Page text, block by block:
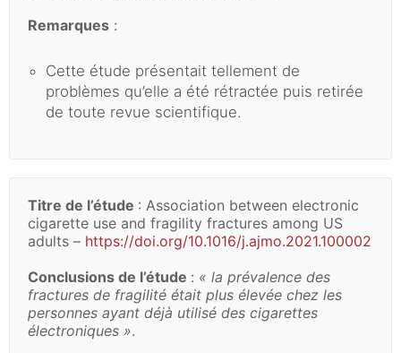
Remarques :
Cette étude présentait tellement de
problèmes qu’elle a été rétractée puis retirée
de toute revue scientifique.
Titre de l’étude : Association between electronic
cigarette use and fragility fractures among US
adults – https://doi.org/10.1016/j.ajmo.2021.100002
Conclusions de l’étude : « la prévalence des
fractures de fragilité était plus élevée chez les
personnes ayant déjà utilisé des cigarettes
électroniques ».